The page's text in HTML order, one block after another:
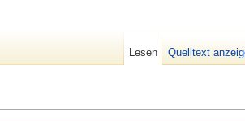
Lesen Quelltext